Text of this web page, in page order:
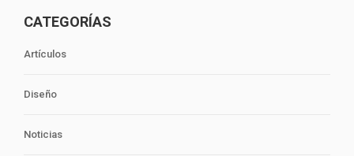
CATEGORÍAS
Artículos
Diseño
Noticias